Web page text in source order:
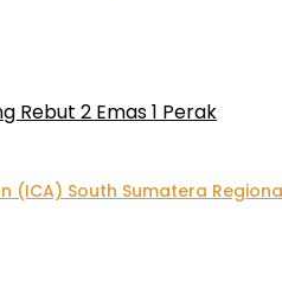
Rebut 2 Emas 1 Perak